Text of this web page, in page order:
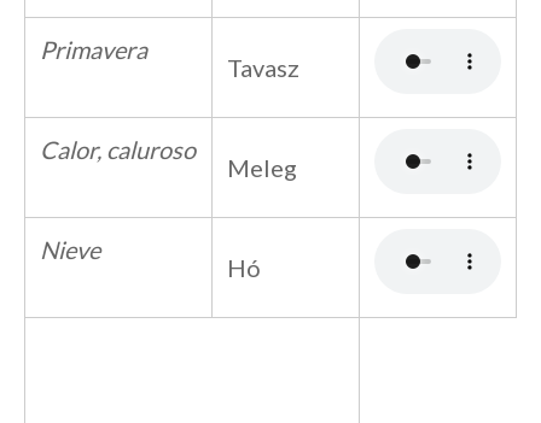
Primavera
Tavasz
Calor, caluroso
Meleg
Nieve
Hó